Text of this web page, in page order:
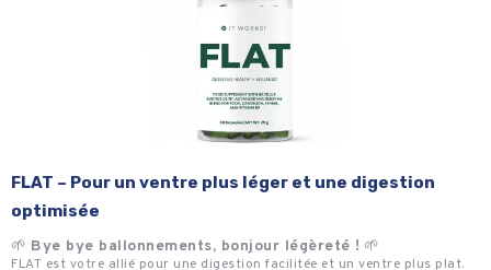
FLAT – Pour un ventre plus léger et une digestion
optimisée
🌱 Bye bye ballonnements, bonjour légèreté ! 🌱
FLAT est votre allié pour une digestion facilitée et un ventre plus plat.